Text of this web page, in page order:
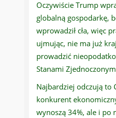
Oczywiście Trump
globalną gospodarkę,
wprowadził cła, więc
ujmując, nie ma już
prowadzić
Stanami
Najbardziej odczują to
konkurent
wynoszą 34%, ale i po